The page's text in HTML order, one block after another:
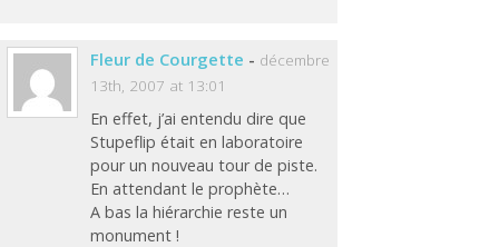
Fleur de Courgette - décembre
13th, 2007 at 13:01
En effet, j’ai entendu dire que
Stupeflip était en laboratoire
pour un nouveau tour de piste.
En attendant le prophète…
A bas la hiérarchie reste un
monument !